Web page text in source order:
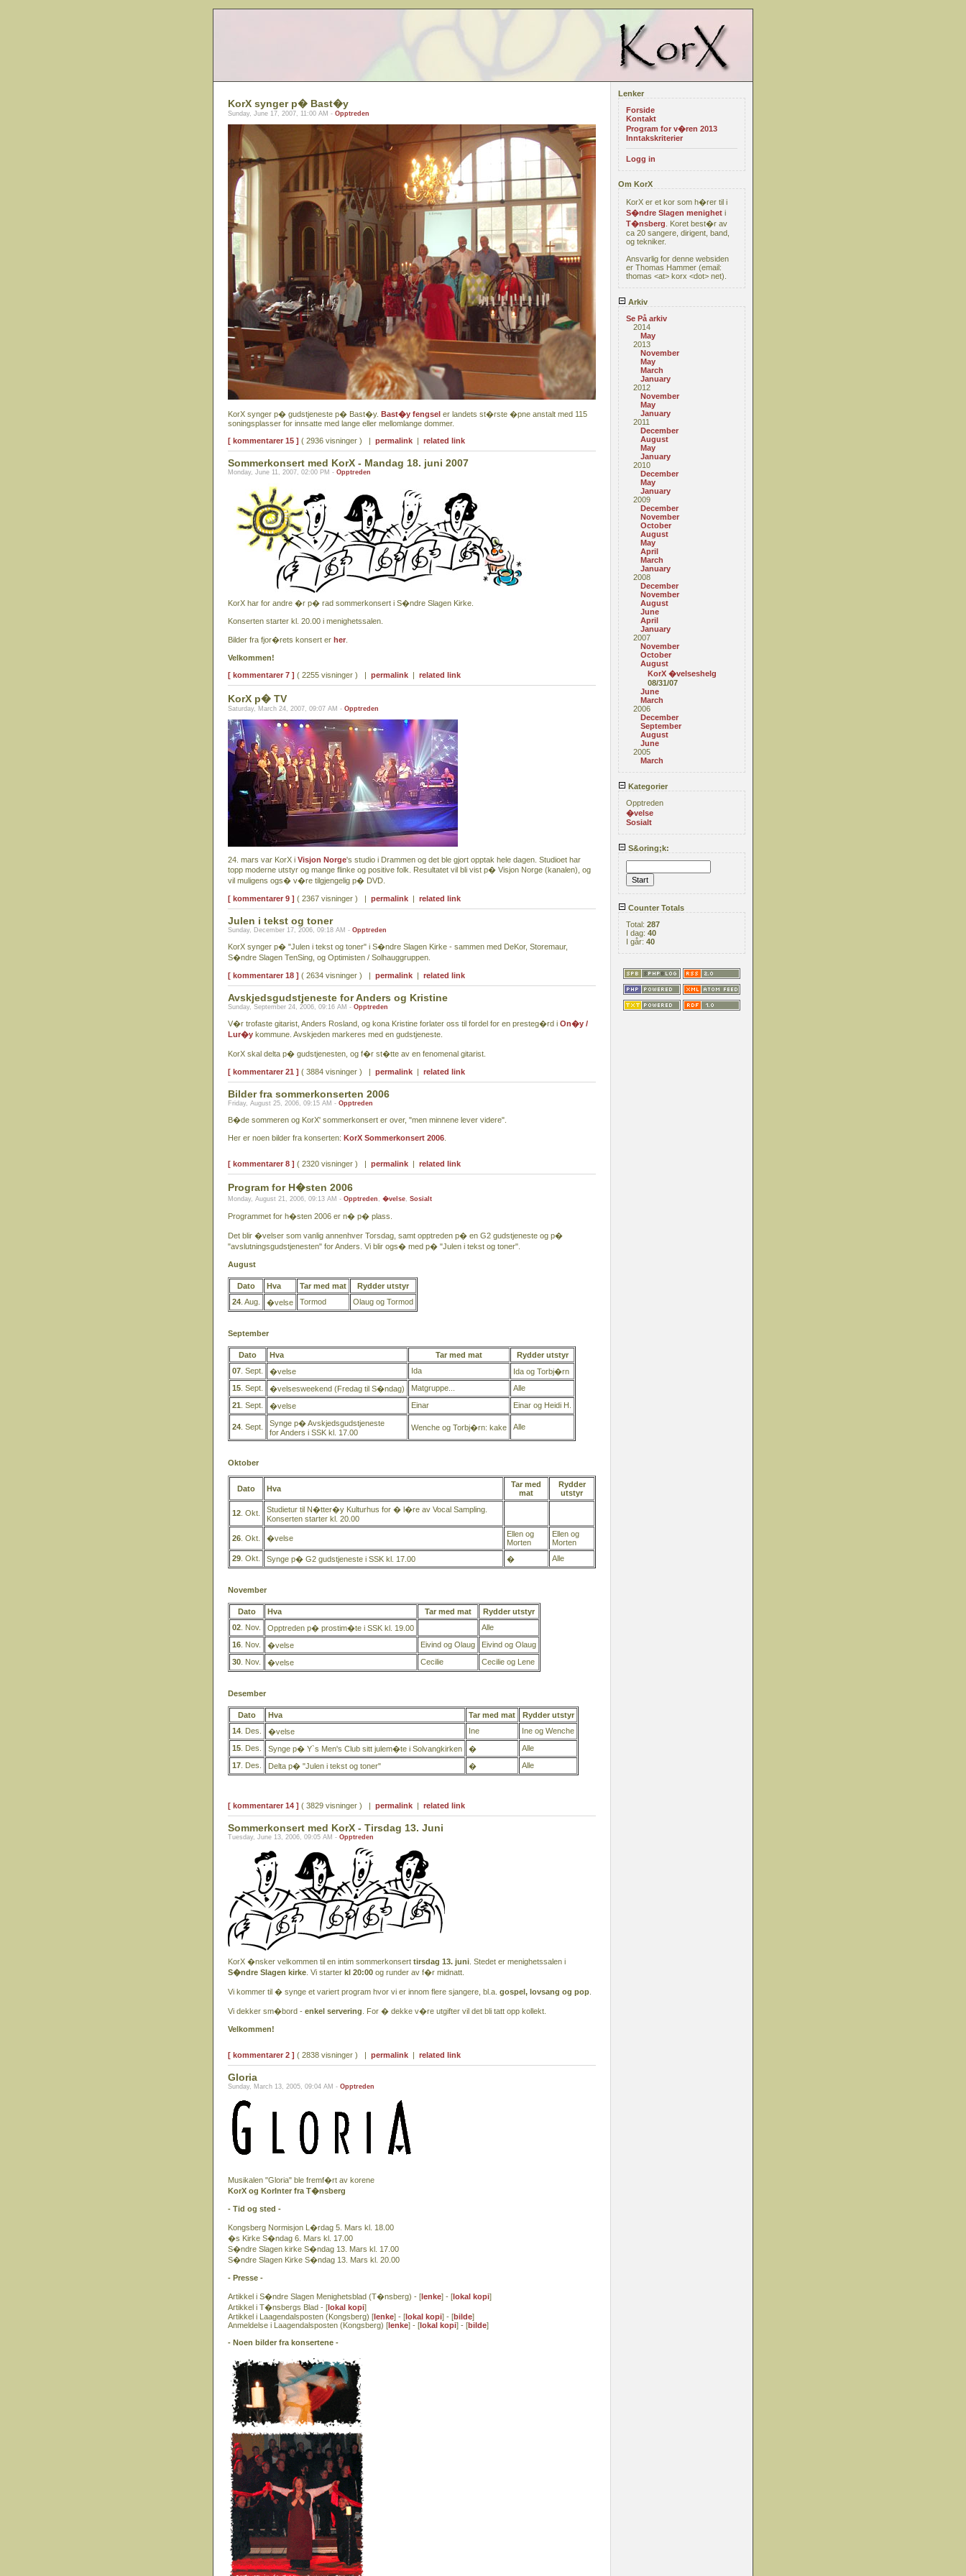
KorX synger p� Bast�y
Sunday, June 17, 2007, 11:00 AM - Opptreden
KorX synger p� gudstjeneste p� Bast�y. Bast�y fengsel er landets st�rste �pne anstalt med 115
soningsplasser for innsatte med lange eller mellomlange dommer.
[ kommentarer 15 ] ( 2936 visninger ) | permalink | related link
Sommerkonsert med KorX - Mandag 18. juni 2007
Monday, June 11, 2007, 02:00 PM - Opptreden
KorX har for andre �r p� rad sommerkonsert i S�ndre Slagen Kirke.
Konserten starter kl. 20.00 i menighetssalen.
Bilder fra fjor�rets konsert er her
Velkommen!
[ kommentarer 7 ] ( 2255 visninger ) | permalink | related link
KorX p� TV
Saturday, March 24, 2007, 09:07 AM - Opptreden
24. mars var KorX i Visjon Norge's studio i Drammen og det ble gjort opptak hele dagen. Studioet har
topp moderne utstyr og mange flinke og positive folk. Resultatet vil bli vist p� Visjon Norge (kanalen), og
vil muligens ogs� v�re tilgjengelig p� DVD.
[ kommentarer 9 ] ( 2367 visninger ) | permalink | related link
Julen i tekst og toner
Sunday, December 17, 2006, 09:18 AM - Opptreden
KorX synger p� "Julen i tekst og toner" i S�ndre Slagen Kirke - sammen med DeKor, Storemaur,
S�ndre Slagen TenSing, og Optimisten / Solhauggruppen.
[ kommentarer 18 ] ( 2634 visninger ) | permalink | related link
Avskjedsgudstjeneste for Anders og Kristine
Sunday, September 24, 2006, 09:16 AM - Opptreden
V�r trofaste gitarist, Anders Rosland, og kona Kristine forlater oss til fordel for en presteg�rd i On�y /
Lur�y kommune. Avskjeden markeres med en gudstjeneste.
KorX skal delta p� gudstjenesten, og f�r st�tte av en fenomenal gitarist.
[ kommentarer 21 ] ( 3884 visninger ) | permalink | related link
Bilder fra sommerkonserten 2006
Friday, August 25, 2006, 09:15 AM - Opptreden
B�de sommeren og KorX' sommerkonsert er over, "men minnene lever videre".
Her er noen bilder fra konserten: KorX Sommerkonsert 2006
[ kommentarer 8 ] ( 2320 visninger ) | permalink | related link
Program for H�sten 2006
Monday, August 21, 2006, 09:13 AM - Opptreden , �velse, Sosialt
Programmet for h�sten 2006 er n� p� plass.
Det blir �velser som vanlig annenhver Torsdag, samt opptreden p� en G2 gudstjeneste og p�
"avslutningsgudstjenesten" for Anders. Vi blir ogs� med p� "Julen i tekst og toner".
August
Dato Hva Tar med mat
Rydder utstyr
24 . Aug. �velse Tormod Olaug og Tormod
September
Dato Hva Tar med mat
Rydder utstyr
07 . Sept. �velse Ida
Ida og Torbj�rn
15 . Sept. �velsesweekend (Fredag til S�ndag) Matgruppe...
Alle
21 . Sept. �velse Einar Einar og Heidi H.
24 . Sept.
Synge p� Avskjedsgudstjeneste
for Anders i SSK kl. 17.00
Wenche og Torbj�rn: kake Alle
Oktober
Dato Hva
Tar med
mat
Rydder
utstyr
12 . Okt.
Studietur til N�tter�y Kulturhus for � l�re av Vocal Sampling.
Konserten starter kl. 20.00
26 . Okt. �velse
Ellen og
Morten
Ellen og
Morten
29 . Okt. Synge p� G2 gudstjeneste i SSK kl. 17.00 � Alle
November
Dato Hva Tar med mat
Rydder utstyr
02 . Nov. Opptreden p� prostim�te i SSK kl. 19.00
Alle
16 . Nov. �velse Eivind og Olaug
Eivind og Olaug
30 . Nov. �velse Cecilie Cecilie og Lene
Desember
Dato Hva Tar med mat
Rydder utstyr
14 . Des. �velse Ine
Ine og Wenche
15 . Des. Synge p� Y`s Men's Club sitt julem�te i Solvangkirken �
Alle
17 . Des. Delta p� "Julen i tekst og toner" � Alle
[ kommentarer 14 ] ( 3829 visninger ) | permalink | related link
Sommerkonsert med KorX - Tirsdag 13. Juni
Tuesday, June 13, 2006, 09:05 AM - Opptreden
KorX �nsker velkommen til en intim sommerkonsert tirsdag 13. juni . Stedet er menighetssalen i
S�ndre Slagen kirke . Vi starter kl 20:00 og runder av f�r midnatt.
Vi kommer til � synge et variert program hvor vi er innom flere sjangere, bl.a. gospel, lovsang og pop
Vi dekker sm�bord - enkel servering . For � dekke v�re utgifter vil det bli tatt opp kollekt.
Velkommen!
[ kommentarer 2 ] ( 2838 visninger ) | permalink | related link
Gloria
Sunday, March 13, 2005, 09:04 AM - Opptreden
Musikalen "Gloria" ble fremf�rt av korene
KorX og KorInter fra T�nsberg
- Tid og sted -
Kongsberg Normisjon L�rdag 5. Mars kl. 18.00
�s Kirke S�ndag 6. Mars kl. 17.00
S�ndre Slagen kirke S�ndag 13. Mars kl. 17.00
S�ndre Slagen Kirke S�ndag 13. Mars kl. 20.00
- Presse -
Artikkel i S�ndre Slagen Menighetsblad (T�nsberg) - [lenke] - [lokal kopi]
Artikkel i T�nsbergs Blad - [lokal kopi]
Artikkel i Laagendalsposten (Kongsberg) [lenke] - [lokal kopi] - [bilde]
Anmeldelse i Laagendalsposten (Kongsberg) [lenke] - [lokal kopi] - [bilde]
- Noen bilder fra konsertene -
Lenker
Forside
Kontakt
Program for v�ren 2013
Inntakskriterier
Logg in
Om KorX
KorX er et kor som h�rer til i
S�ndre Slagen menighet i
T�nsberg . Koret best�r av
ca 20 sangere, dirigent, band,
og tekniker.
Ansvarlig for denne websiden
er Thomas Hammer (email:
thomas <at> korx <dot> net).
Arkiv
Se På arkiv
2014
May
2013
November
May
March
January
2012
November
May
January
2011
December
August
May
January
2010
December
May
January
2009
December
November
October
August
May
April
March
January
2008
December
November
August
June
April
January
2007
November
October
August
KorX �velseshelg
08/31/07
June
March
2006
December
September
August
June
2005
March
Kategorier
Opptreden
�velse
Sosialt
S&oring;k:
Counter Totals
Total: 287
I dag: 40
I går: 40